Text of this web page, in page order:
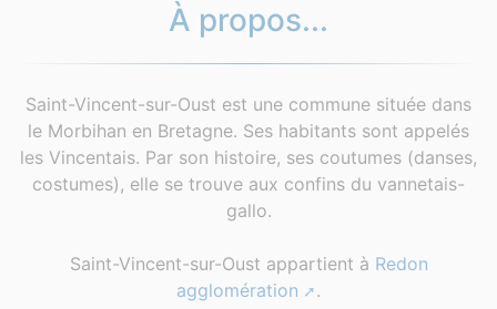
À propos...
Saint-Vincent-sur-Oust est une commune située dans
le Morbihan en Bretagne. Ses habitants sont appelés
les Vincentais. Par son histoire, ses coutumes (danses,
costumes), elle se trouve aux confins du vannetais-
gallo.
Saint-Vincent-sur-Oust appartient à Redon
agglomération
.